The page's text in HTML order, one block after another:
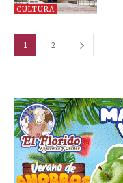
CULTURA
1 2